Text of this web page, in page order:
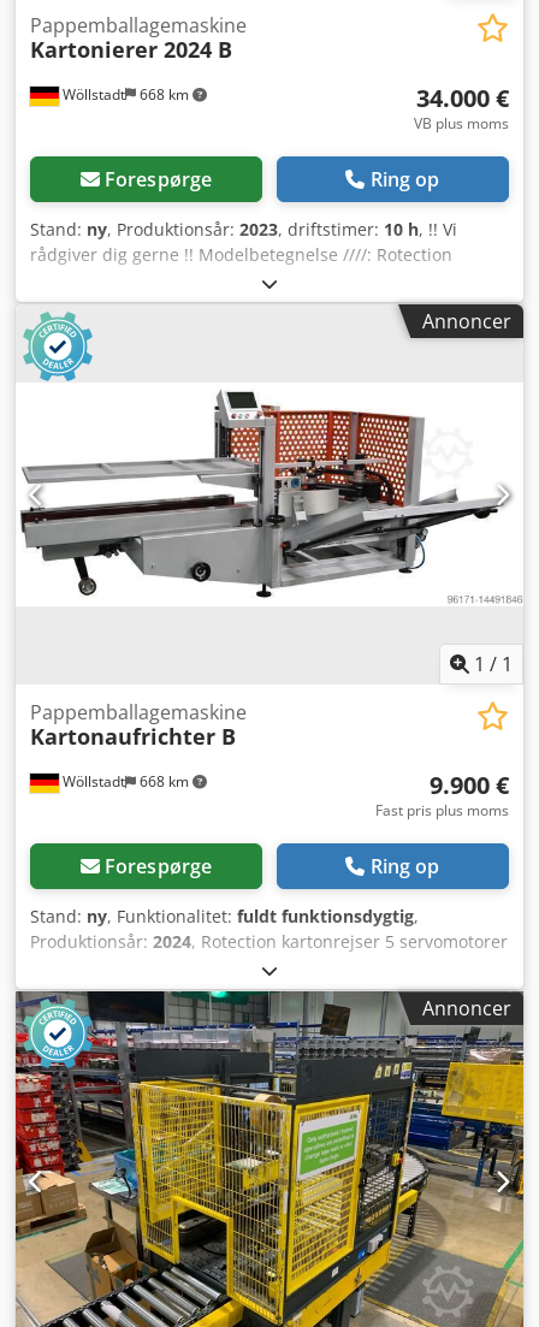
Wöllstadt 668 km
Pappemballagemaskine
Kartonierer 2024 B
34.000 €
VB plus moms
Forespørge Ring op
Stand: ny, Produktionsår: 2023, driftstimer: 10 h, !! Vi
rådgiver dig gerne !! Modelbetegnelse ////: Rotection
kartonneringsmaskine Egenskaber ////: Dobbelt-servo
indføringskontrol, med hotmelt-station,
sikkerhedsindkapsling og sikkerhedsteknologi
Produktionsretning ////: Horisontal Transportsystem ////:
Sektioneret transportbånd Kartontilførsel ////: Ovenfra med
aktivt transportbånd Betjeningsdisplay ////: Touchscreen
Drivsystem & styring ////: 8 servomotorer og PLC-styring
Kasselængde ////: 150-300 mm Kassebredde ////: 120-260
mm Emballagehøjde ////: 50-100 mm Hastighed ////: 40-60
kasser/min., afhænger af kassestørrelse og produktvægt
Anbefalet karton ////: Præfoldede kartoner, 250-350g/m³
Forbrug ////: ca. 9,5 kW Strømforsyning ////: 380 V / 50 Hz/
3-faset Maskinvægt ////: ca. 1000 kg Dodpfxjr E Dpas Ag
Uock Maskindimensioner ////: ca. 4257 x 1605 x 1823 mm
overfladebehandling" Hotmelt-station ////: Påkrævet,
Annoncer
1 / 1
Wöllstadt 668 km
Pappemballagemaskine
Kartonaufrichter B
9.900 €
Fast pris plus moms
Forespørge Ring op
Stand: ny, Funktionalitet: fuldt funktionsdygtig,
Produktionsår: 2024, Rotection kartonrejser 5 servomotorer
og PLC-styring 5-20 kasser/min afhængigt af kassestørrelse
Aktuel leveringstid under 2 uger 1 års garanti Dodpfx Agoq
Ikhhs Ujck
Annoncer